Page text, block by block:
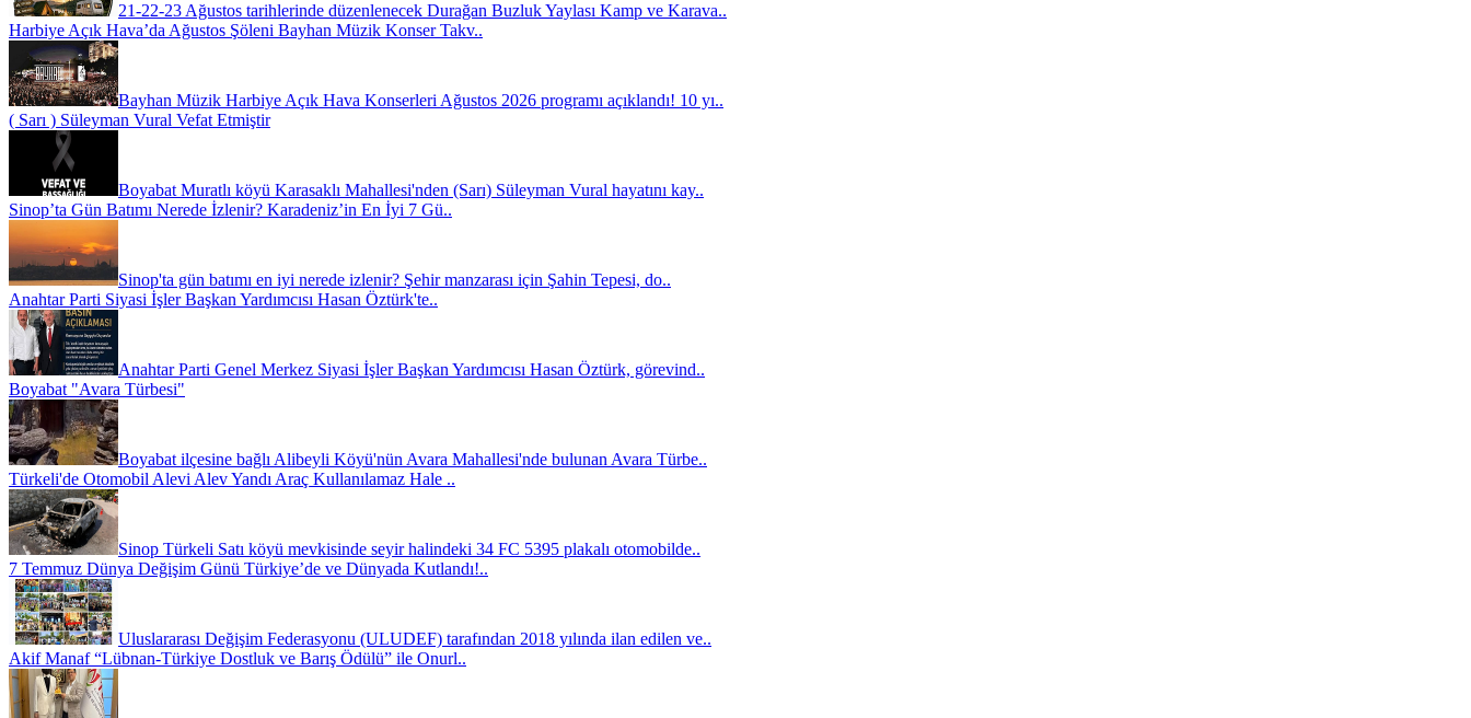
21-22-23 Ağustos tarihlerinde düzenlenecek Durağan Buzluk Yaylası Kamp ve Karava..
Harbiye Açık Hava’da Ağustos Şöleni Bayhan Müzik Konser Takv..
Bayhan Müzik Harbiye Açık Hava Konserleri Ağustos 2026 programı açıklandı! 10 yı..
( Sarı ) Süleyman Vural Vefat Etmiştir
Boyabat Muratlı köyü Karasaklı Mahallesi'nden (Sarı) Süleyman Vural hayatını kay..
Sinop’ta Gün Batımı Nerede İzlenir? Karadeniz’in En İyi 7 Gü..
Sinop'ta gün batımı en iyi nerede izlenir? Şehir manzarası için Şahin Tepesi, do..
Anahtar Parti Siyasi İşler Başkan Yardımcısı Hasan Öztürk'te..
Anahtar Parti Genel Merkez Siyasi İşler Başkan Yardımcısı Hasan Öztürk, görevind..
Boyabat "Avara Türbesi"
Boyabat ilçesine bağlı Alibeyli Köyü'nün Avara Mahallesi'nde bulunan Avara Türbe..
Türkeli'de Otomobil Alevi Alev Yandı Araç Kullanılamaz Hale ..
Sinop Türkeli Satı köyü mevkisinde seyir halindeki 34 FC 5395 plakalı otomobilde..
7 Temmuz Dünya Değişim Günü Türkiye’de ve Dünyada Kutlandı!..
Uluslararası Değişim Federasyonu (ULUDEF) tarafından 2018 yılında ilan edilen ve..
Akif Manaf “Lübnan-Türkiye Dostluk ve Barış Ödülü” ile Onurl..